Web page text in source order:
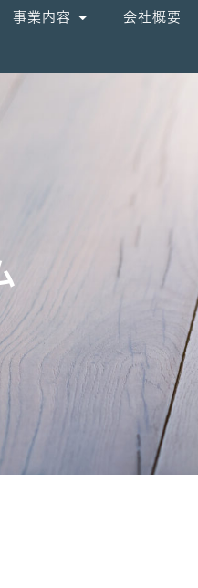
事業内容 会社概要